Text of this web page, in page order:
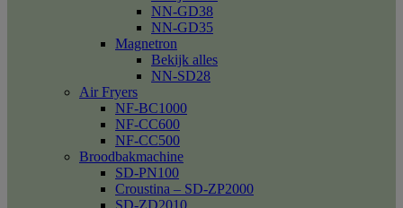
NN-GD38
NN-GD35
Magnetron
Bekijk alles
NN-SD28
Air Fryers
NF-BC1000
NF-CC600
NF-CC500
Broodbakmachine
SD-PN100
Croustina – SD-ZP2000
SD-ZD2010